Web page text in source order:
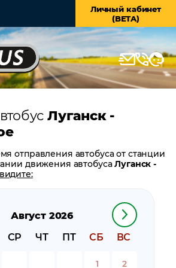
Личный кабинет
(BETA)
Луганск -
Август 2026
СР ЧТ ПТ СБ ВС
1 2
отправления автобуса от станции
движения автобусаЛуганск -